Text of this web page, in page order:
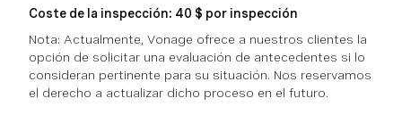
Coste de la inspección: 40 $ por inspección
Nota: Actualmente, Vonage ofrece a nuestros clientes la
opción de solicitar una evaluación de antecedentes si lo
consideran pertinente para su situación. Nos reservamos
el derecho a actualizar dicho proceso en el futuro.